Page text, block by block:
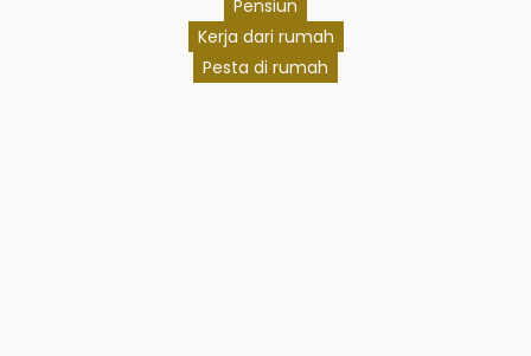
Pensiun
Kerja dari rumah
Pesta di rumah